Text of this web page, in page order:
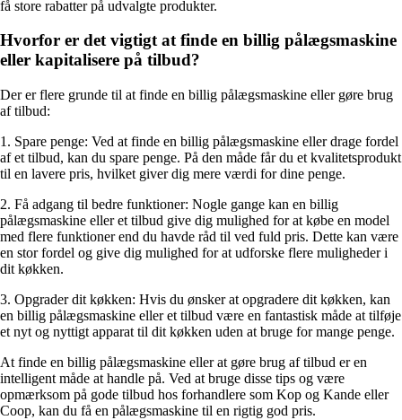
få store rabatter på udvalgte produkter.
Hvorfor er det vigtigt at finde en billig pålægsmaskine
eller kapitalisere på tilbud?
Der er flere grunde til at finde en billig pålægsmaskine eller gøre brug
af tilbud:
1. Spare penge: Ved at finde en billig pålægsmaskine eller drage fordel
af et tilbud, kan du spare penge. På den måde får du et kvalitetsprodukt
til en lavere pris, hvilket giver dig mere værdi for dine penge.
2. Få adgang til bedre funktioner: Nogle gange kan en billig
pålægsmaskine eller et tilbud give dig mulighed for at købe en model
med flere funktioner end du havde råd til ved fuld pris. Dette kan være
en stor fordel og give dig mulighed for at udforske flere muligheder i
dit køkken.
3. Opgrader dit køkken: Hvis du ønsker at opgradere dit køkken, kan
en billig pålægsmaskine eller et tilbud være en fantastisk måde at tilføje
et nyt og nyttigt apparat til dit køkken uden at bruge for mange penge.
At finde en billig pålægsmaskine eller at gøre brug af tilbud er en
intelligent måde at handle på. Ved at bruge disse tips og være
opmærksom på gode tilbud hos forhandlere som Kop og Kande eller
Coop, kan du få en pålægsmaskine til en rigtig god pris.